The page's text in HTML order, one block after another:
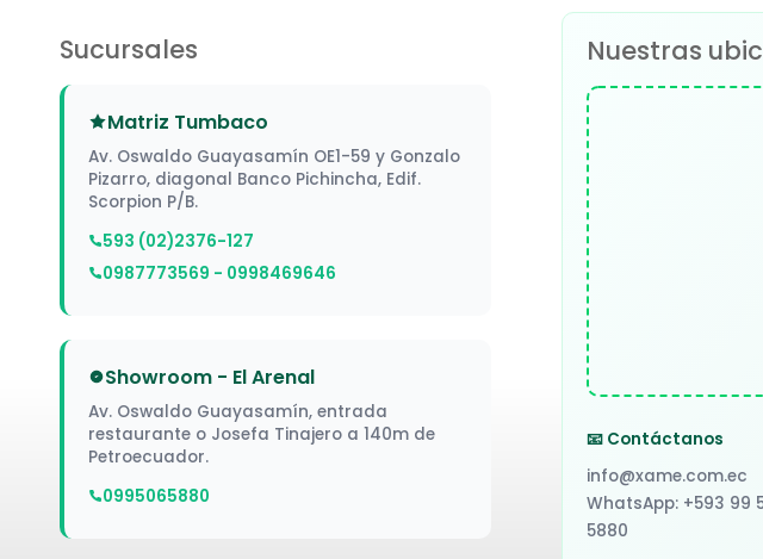
Sucursales
Matriz Tumbaco
Av. Oswaldo Guayasamín OE1-59 y Gonzalo
Pizarro, diagonal Banco Pichincha, Edif.
Scorpion P/B.
593 (02)2376-127
0987773569 - 0998469646
Showroom - El Arenal
Av. Oswaldo Guayasamín, entrada
restaurante o Josefa Tinajero a 140m de
Petroecuador.
0995065880
Nuestras
📧 Contáctanos
info@xame.com.ec
WhatsApp: +593 99
5880